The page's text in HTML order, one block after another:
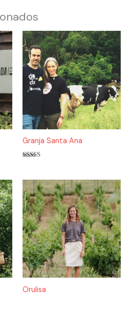
Granja Santa Ana
de 5
Orulisa